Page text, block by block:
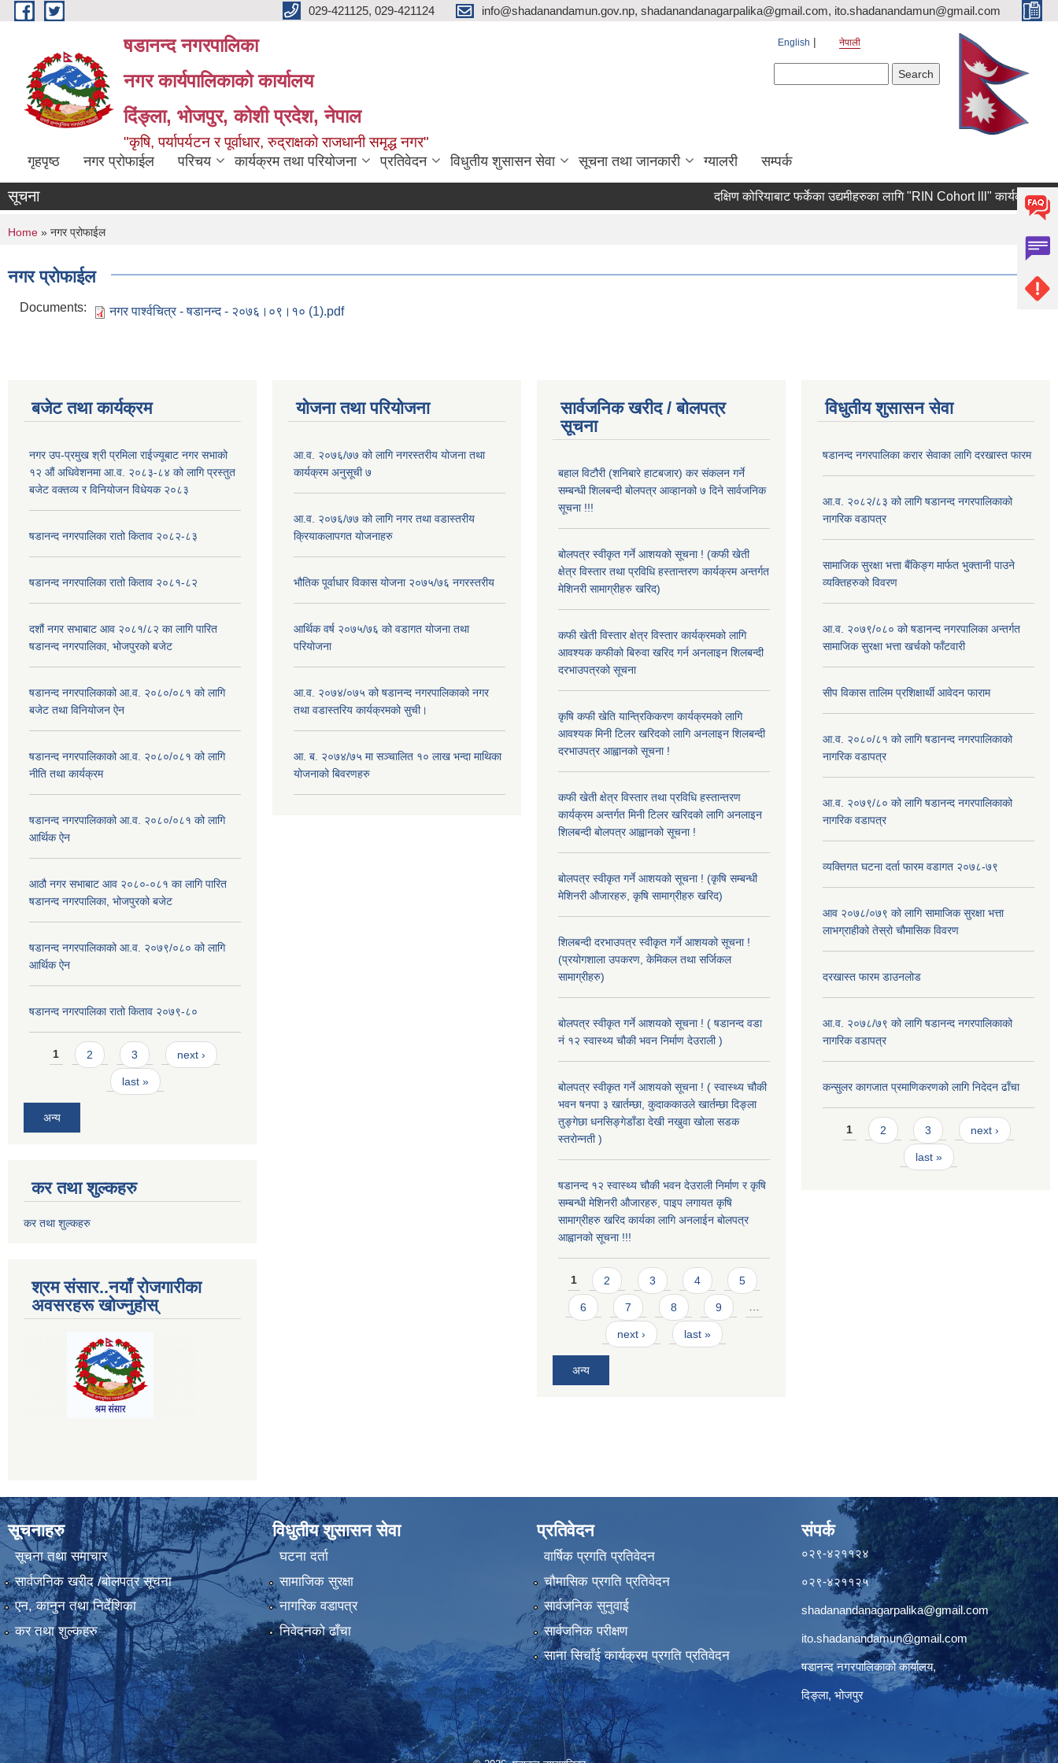
Skip to main content 029-421125, 029-421124 info@shadanandamun.gov.np, shadanandanagarpalika@gmail.com, ito.shadanandamun@gmail.com
षडानन्द नगरपालिका
नगर कार्यपालिकाको कार्यालय
दिंङ्ला, भोजपुर, कोशी प्रदेश, नेपाल
"कृषि, पर्यापर्यटन र पूर्वाधार, रुद्राक्षको राजधानी समृद्ध नगर"
English नेपाली
गृहपृष्ठ नगर प्रोफाईल परिचय कार्यक्रम तथा परियोजना प्रतिवेदन विधुतीय शुसासन सेवा सूचना तथा जानकारी ग्यालरी सम्पर्क
सूचना दक्षिण कोरियाबाट फर्केका उद्यमीहरुका लागि "RIN Cohort lll" कार्यक्रममा
You are here
Home » नगर प्रोफाईल
नगर प्रोफाईल
Documents: नगर पार्श्वचित्र - षडानन्द - २०७६।०९।१० (1).pdf
बजेट तथा कार्यक्रम
नगर उप-प्रमुख श्री प्रमिला राईज्यूबाट नगर सभाको
१२ ‍औं अधिवेशनमा आ.व. २०८३-८४ को लागि प्रस्तुत
बजेट वक्तव्य र विनियोजन विधेयक २०८३
षडानन्द नगरपालिका रातो किताव २०८२-८३
षडानन्द नगरपालिका रातो किताव २०८१-८२
दशौं नगर सभाबाट आव २०८१/८२ का लागि पारित
षडानन्द नगरपालिका, भोजपुरको बजेट
षडानन्द नगरपालिकाको आ.व. २०८०/०८१ को लागि
बजेट तथा विनियोजन ऐन
षडानन्द नगरपालिकाको आ.व. २०८०/०८१ को लागि
नीति तथा कार्यक्रम
षडानन्द नगरपालिकाको आ.व. २०८०/०८१ को लागि
आर्थिक ऐन
आठौ नगर सभाबाट आव २०८०-०८१ का लागि पारित
षडानन्द नगरपालिका, भोजपुरको बजेट
षडानन्द नगरपालिकाको आ.व. २०७९/०८० को लागि
आर्थिक ऐन
षडानन्द नगरपालिका रातो किताव २०७९-८०
Pages
1 2 3 next ›
last »
अन्य
कर तथा शुल्कहरु
कर तथा शुल्कहरु
श्रम संसार..नयाँ रोजगारीका
अवसरहरू खोज्नुहोस्
योजना तथा परियोजना
आ.व. २०७६/७७ को लागि नगरस्तरीय योजना तथा
कार्यक्रम अनुसूची ७
आ.व. २०७६/७७ को लागि नगर तथा वडास्तरीय
क्रियाकलापगत योजनाहरु
भौतिक पूर्वाधार विकास योजना २०७५/७६ नगरस्तरीय
आर्थिक वर्ष २०७५/७६ को वडागत योजना तथा
परियोजना
आ.व. २०७४/०७५ को षडानन्द नगरपालिकाको नगर
तथा वडास्तरिय कार्यक्रमको सुची।
आ. ब. २०७४/७५ मा सञ्चालित १० लाख भन्दा माथिका
योजनाको बिवरणहरु
सार्वजनिक खरीद / बोलपत्र
सूचना
बहाल विटौरी (शनिबारे हाटबजार) कर संकलन गर्ने
सम्बन्धी शिलबन्दी बोलपत्र आव्हानको ७ दिने सार्वजनिक
सूचना !!!
बोलपत्र स्वीकृत गर्ने आशयको सूचना ! (कफी खेती
क्षेत्र विस्तार तथा प्रविधि हस्तान्तरण कार्यक्रम अन्तर्गत
मेशिनरी सामाग्रीहरु खरिद)
कफी खेती विस्तार क्षेत्र विस्तार कार्यक्रमको लागि
आवश्यक कफीको बिरुवा खरिद गर्न अनलाइन शिलबन्दी
दरभाउपत्रको सूचना
कृषि कफी खेति यान्त्रिकिकरण कार्यक्रमको लागि
आवश्यक मिनी टिलर खरिदको लागि अनलाइन शिलबन्दी
दरभाउपत्र आह्वानको सूचना !
कफी खेती क्षेत्र विस्तार तथा प्रविधि हस्तान्तरण
कार्यक्रम अन्तर्गत मिनी टिलर खरिदको लागि अनलाइन
शिलबन्दी बोलपत्र आह्वानको सूचना !
बोलपत्र स्वीकृत गर्ने आशयको सूचना ! (कृषि सम्बन्धी
मेशिनरी औजारहरु, कृषि सामाग्रीहरु खरिद)
शिलबन्दी दरभाउपत्र स्वीकृत गर्ने आशयको सूचना !
(प्रयोगशाला उपकरण, केमिकल तथा सर्जिकल
सामाग्रीहरु)
बोलपत्र स्वीकृत गर्ने आशयको सूचना ! ( षडानन्द वडा
नं १२ स्वास्थ्य चौकी भवन निर्माण देउराली )
बोलपत्र स्वीकृत गर्ने आशयको सूचना ! ( स्वास्थ्य चौकी
भवन षनपा ३ खार्तम्छा, कुदाककाउले खार्तम्छा दिङ्ला
तुङ्गेछा धनसिङ्गेडाँडा देखी नखुवा खोला सडक
स्तरोन्नती )
षडानन्द १२ स्वास्थ्य चौकी भवन देउराली निर्माण र कृषि
सम्बन्धी मेशिनरी औजारहरु, पाइप लगायत कृषि
सामाग्रीहरु खरिद कार्यका लागि अनलाईन बोलपत्र
आह्वानको सूचना !!!
Pages
1 2 3 4 5
6 7 8 9 …
next › last »
अन्य
विधुतीय शुसासन सेवा
षडानन्द नगरपालिका करार सेवाका लागि दरखास्त फारम
आ.व. २०८२/८३ को लागि षडानन्द नगरपालिकाको
नागरिक वडापत्र
सामाजिक सुरक्षा भत्ता बैंकिङ्ग मार्फत भुक्तानी पाउने
व्यक्तिहरुको विवरण
आ.व. २०७९/०८० को षडानन्द नगरपालिका अन्तर्गत
सामाजिक सुरक्षा भत्ता खर्चको फाँटवारी
सीप विकास तालिम प्रशिक्षार्थी आवेदन फाराम
आ.व. २०८०/८१ को लागि षडानन्द नगरपालिकाको
नागरिक वडापत्र
आ.व. २०७९/८० को लागि षडानन्द नगरपालिकाको
नागरिक वडापत्र
व्यक्तिगत घटना दर्ता फारम वडागत २०७८-७९
आव २०७८/०७९ को लागि सामाजिक सुरक्षा भत्ता
लाभग्राहीको तेस्रो चौमासिक विवरण
दरखास्त फारम डाउनलोड
आ.व. २०७८/७९ को लागि षडानन्द नगरपालिकाको
नागरिक वडापत्र
कन्सुलर कागजात प्रमाणिकरणको लागि निदेदन ढाँचा
Pages
1 2 3 next ›
last »
सूचनाहरु
सूचना तथा समाचार
सार्वजनिक खरीद /बोलपत्र सूचना
एन, कानुन तथा निर्देशिका
कर तथा शुल्कहरु
विधुतीय शुसासन सेवा
घटना दर्ता
सामाजिक सुरक्षा
नागरिक वडापत्र
निवेदनको ढाँचा
प्रतिवेदन
वार्षिक प्रगति प्रतिवेदन
चौमासिक प्रगति प्रतिवेदन
सार्वजनिक सुनुवाई
सार्वजनिक परीक्षण
साना सिचाँई कार्यक्रम प्रगति प्रतिवेदन
संपर्क
०२९-४२११२४
०२९-४२११२५
shadanandanagarpalika@gmail.com
ito.shadanandamun@gmail.com
षडानन्द नगरपालिकाको कार्यालय,
दिङ्ला, भोजपुर